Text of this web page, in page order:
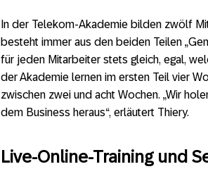
In der Telekom-Akademie bilden zwölf
besteht immer aus den beiden Teilen
für jeden Mitarbeiter stets gleich, egal,
der Akademie lernen im ersten Teil vier
zwischen zwei und acht Wochen. „Wir
dem Business heraus“, erläutert Thiery.
Live-Online-Training und